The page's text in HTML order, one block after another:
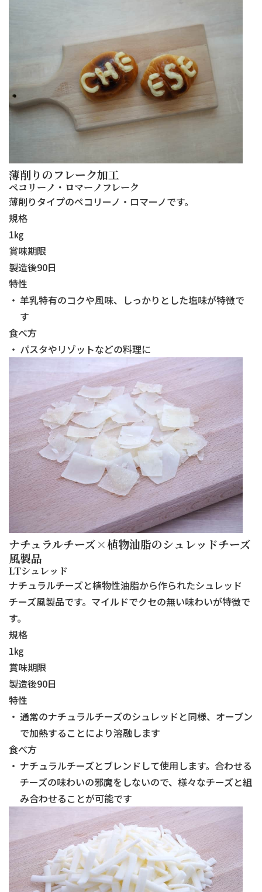
薄削りのフレーク加工
ペコリーノ・ロマーノフレーク
薄削りタイプのペコリーノ・ロマーノです。
規格
1㎏
賞味期限
製造後90日
特性
羊乳特有のコクや風味、しっかりとした塩味が特徴で
す
食べ方
パスタやリゾットなどの料理に
ナチュラルチーズ×植物油脂のシュレッドチーズ
風製品
LTシュレッド
ナチュラルチーズと植物性油脂から作られたシュレッド
チーズ風製品です。マイルドでクセの無い味わいが特徴で
す。
規格
1㎏
賞味期限
製造後90日
特性
通常のナチュラルチーズのシュレッドと同様、オーブン
で加熱することにより溶融します
食べ方
ナチュラルチーズとブレンドして使用します。合わせる
チーズの味わいの邪魔をしないので、様々なチーズと組
み合わせることが可能です